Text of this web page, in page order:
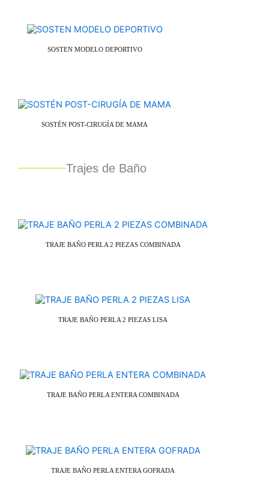
SOSTEN MODELO DEPORTIVO
SOSTÉN POST-CIRUGÍA DE MAMA
Trajes de Baño
TRAJE BAÑO PERLA 2 PIEZAS COMBINADA
TRAJE BAÑO PERLA 2 PIEZAS LISA
TRAJE BAÑO PERLA ENTERA COMBINADA
TRAJE BAÑO PERLA ENTERA GOFRADA